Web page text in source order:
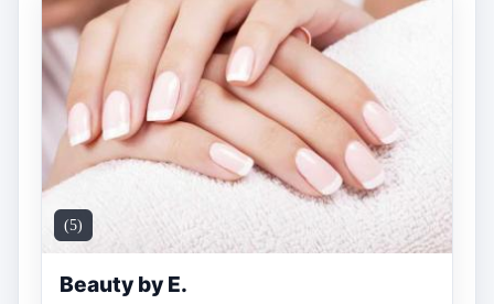
(5)
Beauty by E.